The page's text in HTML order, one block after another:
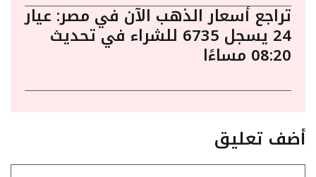
تراجع أسعار الذهب الآن في مصر: عيار
24 يسجل 6735 للشراء في تحديث
08:20 مساءًا
أضف تعليق